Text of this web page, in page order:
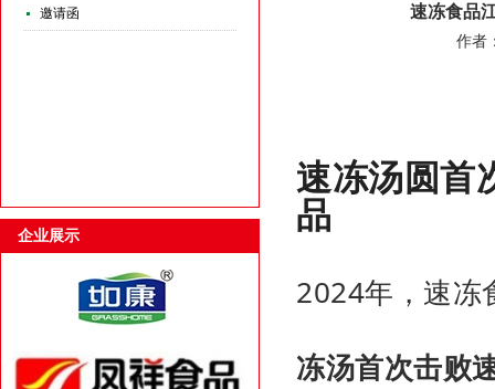
邀请函
企业展示
速冻食品
作者
速冻汤圆首
品
2024年，速冻
冻汤首次击败